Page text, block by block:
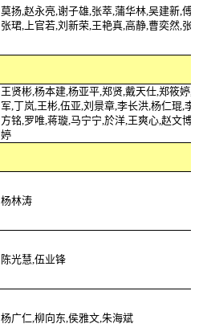
莫扬,赵永亮,谢子雄,张萃,蒲华林,吴建新,傅
张珺,上官若,刘新荣,王艳真,高静,曹奕然,张帆
王贤彬,杨本建,杨亚平,郑贤,戴天仕,郑筱婷,
军,丁岚,王彬,伍亚,刘景章,李长洪,杨仁琨,李
方铭,罗唯,蒋璇,马宁宁,於洋,王爽心,赵文博,
婷
杨林涛
陈光慧,伍业锋
杨广仁,柳向东,侯雅文,朱海斌